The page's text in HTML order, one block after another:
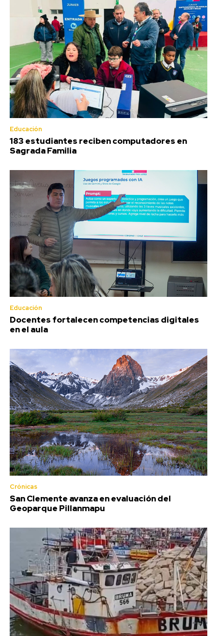
Educación
183 estudiantes reciben computadores en
Sagrada Familia
Educación
Docentes fortalecen competencias digitales
en el aula
Crónicas
San Clemente avanza en evaluación del
Geoparque Pillanmapu